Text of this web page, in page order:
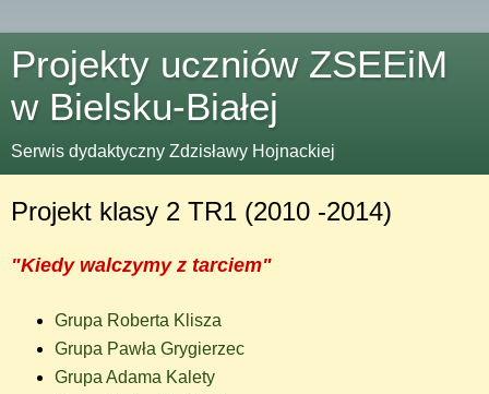
Projekty uczniów ZSEEiM
w Bielsku-Białej
Serwis dydaktyczny Zdzisławy Hojnackiej
Projekt klasy 2 TR1 (2010 -2014)
"Kiedy walczymy z tarciem"
Grupa Roberta Klisza
Grupa Pawła Grygierzec
Grupa Adama Kalety